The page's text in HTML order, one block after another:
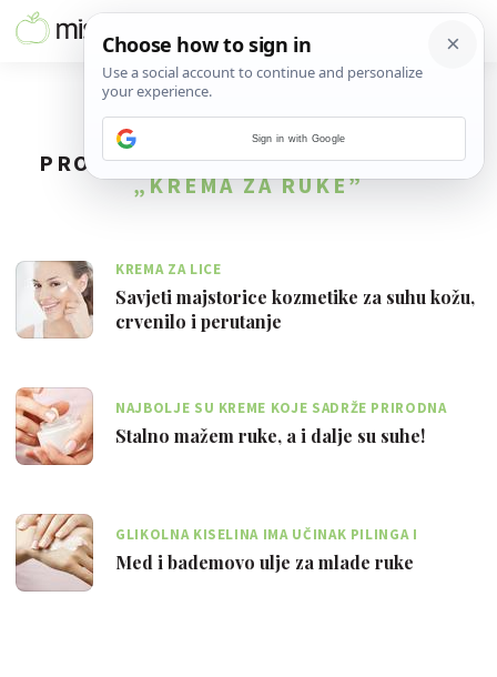
PRONAĐENO3REZULTATA ZA TAG
„KREMA ZA RUKE”
KREMA ZA LICE
Savjeti majstorice kozmetike za suhu kožu,
crvenilo i perutanje
NAJBOLJE SU KREME KOJE SADRŽE PRIRODNA
HLADNO PREŠANA BILJNA ULJA I MASLACE
Stalno mažem ruke, a i dalje su suhe!
GLIKOLNA KISELINA IMA UČINAK PILINGA I
ODSTRANJUJE MRTVE STANICE KOŽE
Med i bademovo ulje za mlade ruke
Sign in with Google